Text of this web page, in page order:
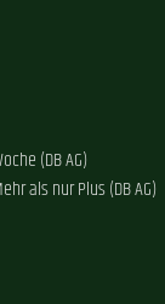
(DB AG)
als nur Plus (DB AG)